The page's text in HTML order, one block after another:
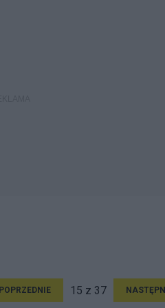
POPRZEDNIE 15 z 37